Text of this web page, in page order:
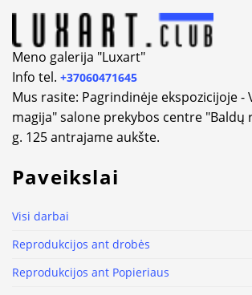
Meno galerija "Luxart"
Info tel. +37060471645
Mus rasite: Pagrindinėje ekspozicijoje -
magija" salone prekybos centre "Baldų
g. 125 antrajame aukšte.
Paveikslai
Visi darbai
Reprodukcijos ant drobės
Reprodukcijos ant Popieriaus